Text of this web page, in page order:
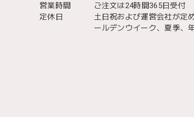
営業時間
ご注文は24時間365日受付
定休日
土日祝および運営会社が定
ールデンウイーク、夏季、